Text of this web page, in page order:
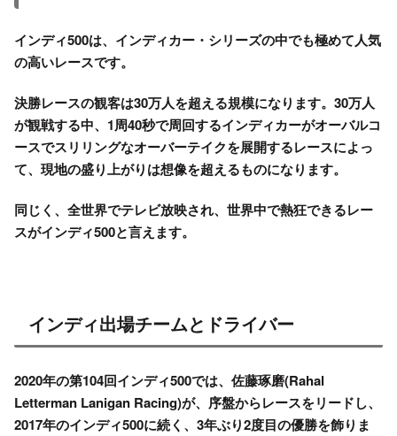
インディ500は、インディカー・シリーズの中でも極めて人気
の高いレースです。
決勝レースの観客は30万人を超える規模になります。30万人
が観戦する中、1周40秒で周回するインディカーがオーバルコ
ースでスリリングなオーバーテイクを展開するレースによっ
て、現地の盛り上がりは想像を超えるものになります。
同じく、全世界でテレビ放映され、世界中で熱狂できるレー
スがインディ500と言えます。
インディ出場チームとドライバー
2020年の第104回インディ500では、 佐藤琢磨(Rahal
Letterman Lanigan Racing)が、序盤からレースをリードし、
2017年のインディ500に続く、3年ぶり2度目の優勝を飾りま